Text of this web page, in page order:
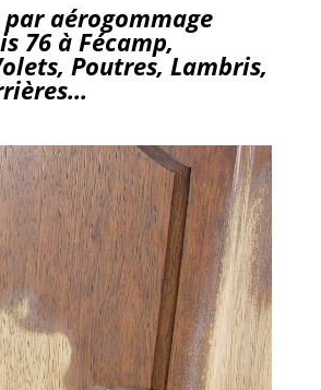
aérogommage
76 à Fécamp,
Poutres, Lambris,